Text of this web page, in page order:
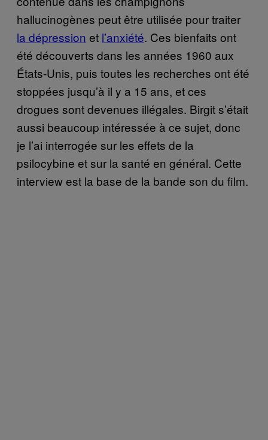
hallucinogènes peut être utilisée pour traiter
la dépression et l’anxiété. Ces bienfaits ont
été découverts dans les années 1960 aux
États-Unis, puis toutes les recherches ont été
stoppées jusqu’à il y a 15 ans, et ces
drogues sont devenues illégales. Birgit s’était
aussi beaucoup intéressée à ce sujet, donc
je l’ai interrogée sur les effets de la
psilocybine et sur la santé en général. Cette
interview est la base de la bande son du film.